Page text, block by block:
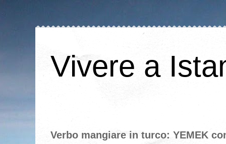
Vivere a
Verbo mangiare in turco: YEMEK